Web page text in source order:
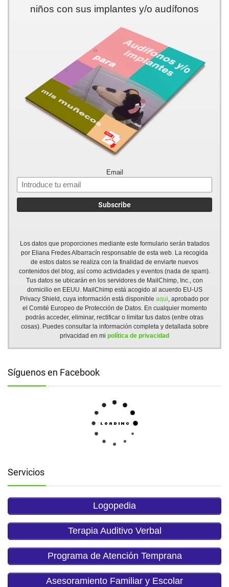
niños con sus implantes y/o audífonos
Email
Los datos que proporciones mediante este formulario serán tratados
por Eliana Fredes Albarracín responsable de esta web. La recogida
de estos datos se realiza con la finalidad de enviarte nuevos
contenidos del blog, así como actividades y eventos (nada de spam).
Tus datos se ubicarán en los servidores de MailChimp, Inc., con
domicilio en EEUU. MailChimp está acogido al acuerdo EU-US
Privacy Shield, cuya información está disponible aqui , aprobado por
el Comité Europeo de Protección de Datos. En cualquier momento
podrás acceder, eliminar, rectificar o limitar tus datos (entre otras
cosas). Puedes consultar la información completa y detallada sobre
privacidad en mi política de privacidad
Síguenos en Facebook
Servicios
Logopedia
Terapia Auditivo Verbal
Programa de Atención Temprana
Asesoramiento Familiar y Escolar